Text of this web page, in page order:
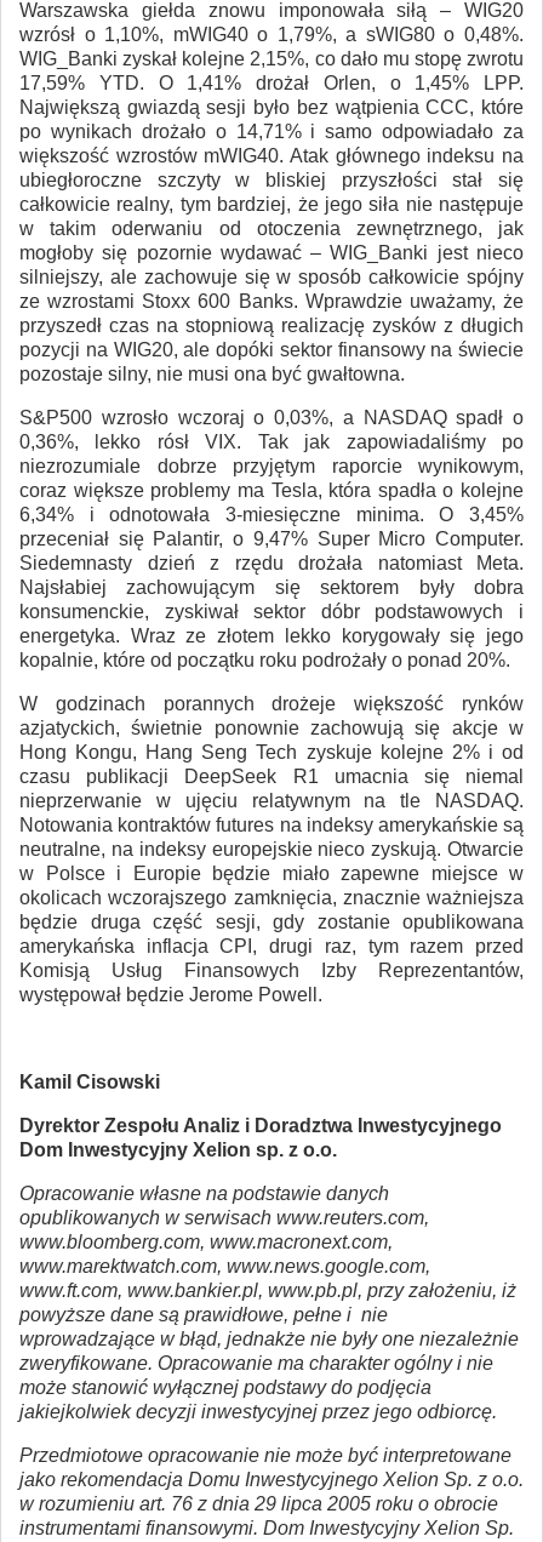
Warszawska giełda znowu imponowała siłą – WIG20
wzrósł o 1,10%, mWIG40 o 1,79%, a sWIG80 o 0,48%.
WIG_Banki zyskał kolejne 2,15%, co dało mu stopę zwrotu
17,59% YTD. O 1,41% drożał Orlen, o 1,45% LPP.
Największą gwiazdą sesji było bez wątpienia CCC, które
po wynikach drożało o 14,71% i samo odpowiadało za
większość wzrostów mWIG40. Atak głównego indeksu na
ubiegłoroczne szczyty w bliskiej przyszłości stał się
całkowicie realny, tym bardziej, że jego siła nie następuje
w takim oderwaniu od otoczenia zewnętrznego, jak
mogłoby się pozornie wydawać – WIG_Banki jest nieco
silniejszy, ale zachowuje się w sposób całkowicie spójny
ze wzrostami Stoxx 600 Banks. Wprawdzie uważamy, że
przyszedł czas na stopniową realizację zysków z długich
pozycji na WIG20, ale dopóki sektor finansowy na świecie
pozostaje silny, nie musi ona być gwałtowna.
S&P500 wzrosło wczoraj o 0,03%, a NASDAQ spadł o
0,36%, lekko rósł VIX. Tak jak zapowiadaliśmy po
niezrozumiale dobrze przyjętym raporcie wynikowym,
coraz większe problemy ma Tesla, która spadła o kolejne
6,34% i odnotowała 3-miesięczne minima. O 3,45%
przeceniał się Palantir, o 9,47% Super Micro Computer.
Siedemnasty dzień z rzędu drożała natomiast Meta.
Najsłabiej zachowującym się sektorem były dobra
konsumenckie, zyskiwał sektor dóbr podstawowych i
energetyka. Wraz ze złotem lekko korygowały się jego
kopalnie, które od początku roku podrożały o ponad 20%.
W godzinach porannych drożeje większość rynków
azjatyckich, świetnie ponownie zachowują się akcje w
Hong Kongu, Hang Seng Tech zyskuje kolejne 2% i od
czasu publikacji DeepSeek R1 umacnia się niemal
nieprzerwanie w ujęciu relatywnym na tle NASDAQ.
Notowania kontraktów futures na indeksy amerykańskie są
neutralne, na indeksy europejskie nieco zyskują. Otwarcie
w Polsce i Europie będzie miało zapewne miejsce w
okolicach wczorajszego zamknięcia, znacznie ważniejsza
będzie druga część sesji, gdy zostanie opublikowana
amerykańska inflacja CPI, drugi raz, tym razem przed
Komisją Usług Finansowych Izby Reprezentantów,
występował będzie Jerome Powell.
Kamil Cisowski
Dyrektor Zespołu Analiz i Doradztwa Inwestycyjnego
Dom Inwestycyjny Xelion sp. z o.o.
Opracowanie własne na podstawie danych
opublikowanych w serwisach www.reuters.com,
www.bloomberg.com, www.macronext.com,
www.marektwatch.com, www.news.google.com,
www.ft.com, www.bankier.pl, www.pb.pl, przy założeniu, iż
powyższe dane są prawidłowe, pełne i nie
wprowadzające w błąd, jednakże nie były one niezależnie
zweryfikowane. Opracowanie ma charakter ogólny i nie
może stanowić wyłącznej podstawy do podjęcia
jakiejkolwiek decyzji inwestycyjnej przez jego odbiorcę.
Przedmiotowe opracowanie nie może być interpretowane
jako rekomendacja Domu Inwestycyjnego Xelion Sp. z o.o.
w rozumieniu art. 76 z dnia 29 lipca 2005 roku o obrocie
instrumentami finansowymi. Dom Inwestycyjny Xelion Sp.